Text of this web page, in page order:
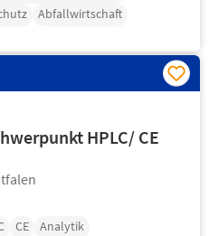
Abfallwirtschaft
HPLC/ CE
CE
Analytik